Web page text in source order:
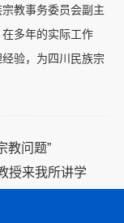
教事务委员会副主
多年的实际工作
验，为四川民族宗
教问题”
授来我所讲学